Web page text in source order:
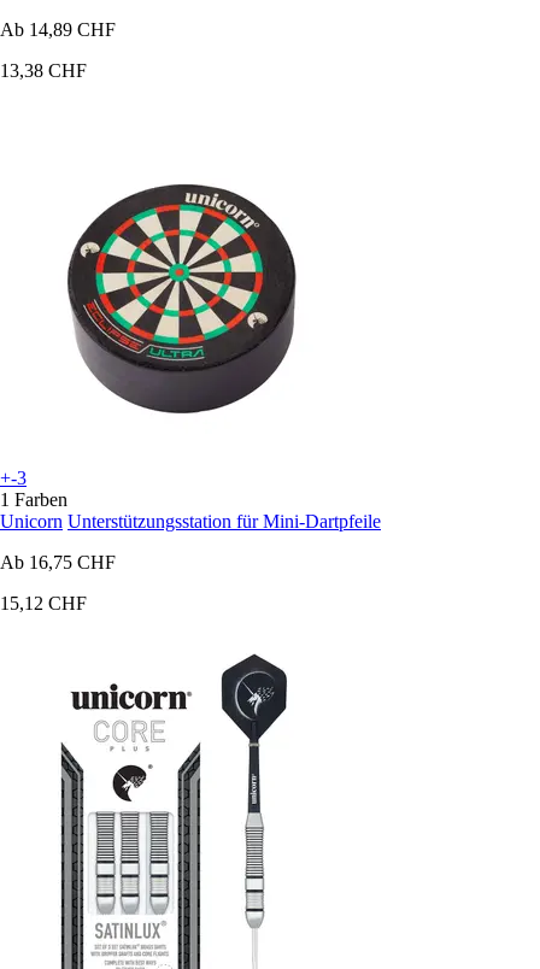
Ab 14,89 CHF
13,38 CHF
+-3
1 Farben
Unicorn Unterstützungsstation für Mini-Dartpfeile
Ab 16,75 CHF
15,12 CHF